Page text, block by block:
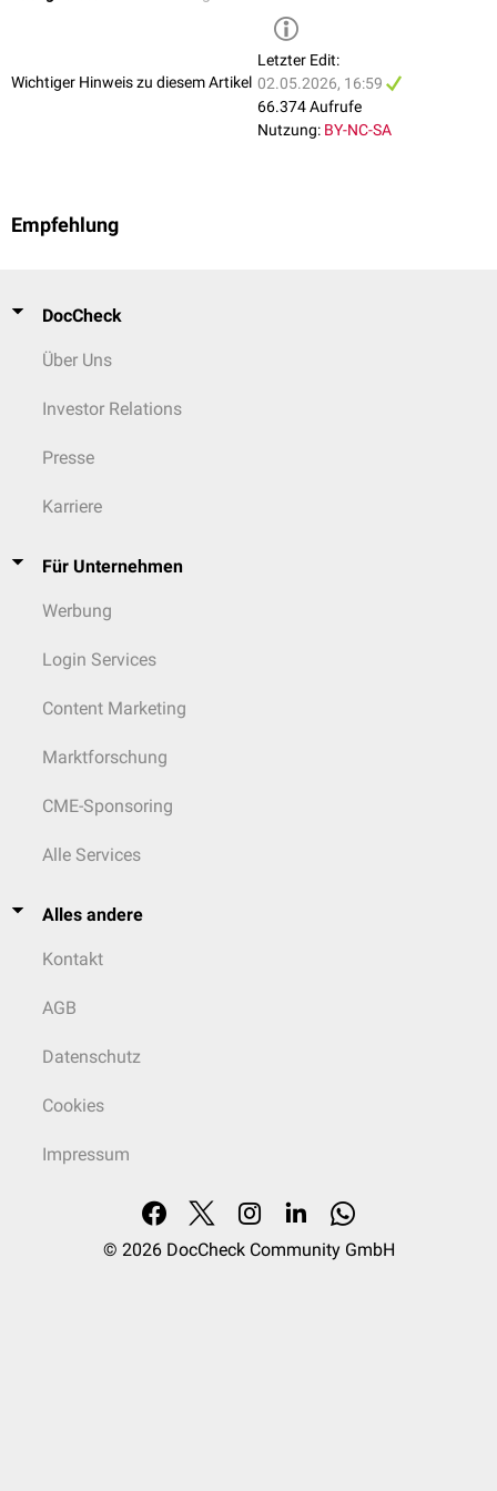
sowie zu einer
funikulären Myelose
Wichtiger Hinweis zu diesem Artikel
Letzter Edit:
02.05.2026, 16:59
66.374 Aufrufe
Nutzung: BY-NC-SA
Empfehlung
DocCheck
Über Uns
Investor Relations
Presse
Karriere
Für Unternehmen
Werbung
Login Services
Content Marketing
Marktforschung
CME-Sponsoring
Alle Services
Alles andere
Kontakt
AGB
Datenschutz
Cookies
Impressum
© 2026 DocCheck Community GmbH